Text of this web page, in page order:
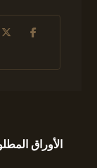
الأوراق